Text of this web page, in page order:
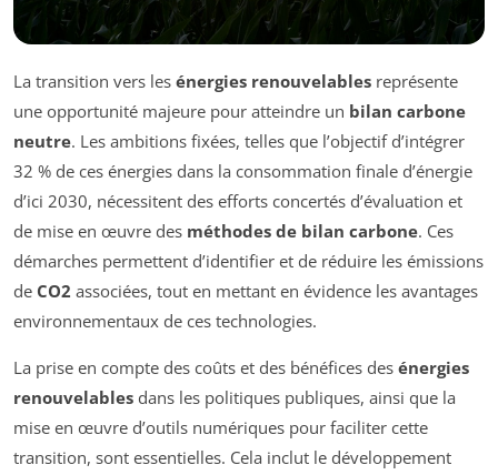
La transition vers les énergies renouvelables représente
une opportunité majeure pour atteindre un bilan carbone
neutre. Les ambitions fixées, telles que l’objectif d’intégrer
32 % de ces énergies dans la consommation finale d’énergie
d’ici 2030, nécessitent des efforts concertés d’évaluation et
de mise en œuvre des méthodes de bilan carbone. Ces
démarches permettent d’identifier et de réduire les émissions
de CO2 associées, tout en mettant en évidence les avantages
environnementaux de ces technologies.
La prise en compte des coûts et des bénéfices des énergies
renouvelables dans les politiques publiques, ainsi que la
mise en œuvre d’outils numériques pour faciliter cette
transition, sont essentielles. Cela inclut le développement